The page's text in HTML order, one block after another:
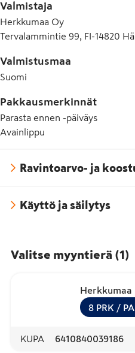
Valmistaja
Herkkumaa Oy
Tervalammintie 99, FI-14820
Valmistusmaa
Suomi
Pakkausmerkinnät
Parasta ennen -päiväys
Avainlippu
Ravintoarvo- ja
Käyttö ja säilytys
Valitse myyntierä (1 )
Herkkumaa
8 PRK /
KUPA 6410840039186